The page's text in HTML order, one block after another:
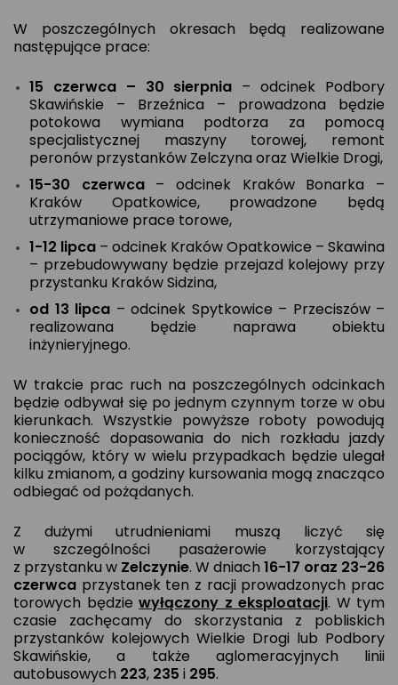
W poszczególnych okresach będą realizowane
następujące prace:
15 czerwca – 30 sierpnia – odcinek Podbory
Skawińskie – Brzeźnica – prowadzona będzie
potokowa wymiana podtorza za pomocą
specjalistycznej maszyny torowej, remont
peronów przystanków Zelczyna oraz Wielkie Drogi,
15-30 czerwca– odcinek Kraków Bonarka –
Kraków Opatkowice, prowadzone będą
utrzymaniowe prace torowe,
1-12 lipca – odcinek Kraków Opatkowice – Skawina
– przebudowywany będzie przejazd kolejowy przy
przystanku Kraków Sidzina,
od 13 lipca – odcinek Spytkowice – Przeciszów –
realizowana będzie naprawa obiektu
inżynieryjnego.
W trakcie prac ruch na poszczególnych odcinkach
będzie odbywał się po jednym czynnym torze w obu
kierunkach. Wszystkie powyższe roboty powodują
konieczność dopasowania do nich rozkładu jazdy
pociągów, który w wielu przypadkach będzie ulegał
kilku zmianom, a godziny kursowania mogą znacząco
odbiegać od pożądanych.
Z dużymi utrudnieniami muszą liczyć się
w szczególności pasażerowie korzystający
z przystanku w Zelczynie. W dniach 16-17 oraz 23-26
czerwca przystanek ten z racji prowadzonych prac
torowych będzie wyłączony z eksploatacji. W tym
czasie zachęcamy do skorzystania z pobliskich
przystanków kolejowych Wielkie Drogi lub Podbory
Skawińskie, a także aglomeracyjnych linii
autobusowych 223, 235 i 295.